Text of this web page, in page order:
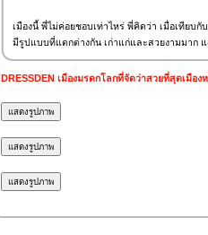
เมืองนี้ พี่ไม่ค่อยชอบเท่าไหร่ พี่คิดว่า เมื่อเทียบ
มีรูปแบบที่แตกต่างกัน เก่าแก่และสวยงามมาก
DRESSDEN เมืองมรดกโลกที่จัดว่าสวยที่สุดเมือง